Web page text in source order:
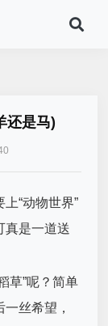
还是马)
“动物世界”
真是一道送
草”呢？简单
丝希望，